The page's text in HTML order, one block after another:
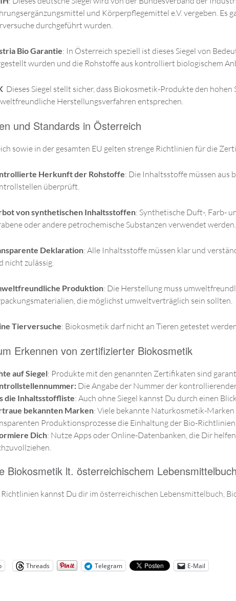
und Körperpflegemittel e.V. vergeben.
durchgeführt wurden.
Bio Garantie: In Österreich speziell ist dieses Siegel von
wurden und die Rohstoffe aus kontrolliert biologischem
Dieses Siegel stellt sicher, dass Biokosmetik-Produkte den
Herstellungsverfahren entsprechen.
und Standards in Österreich
sowie in der gesamten EU gelten strenge Richtlinien für die
Herkunft der Rohstoffe: Die Inhaltsstoffe müssen aus
überprüft.
von synthetischen Inhaltsstoffen: Synthetische Duft-, Farb-
oder andere petrochemische Substanzen verwendet werden.
Deklaration: Alle Inhaltsstoffe müssen klar und
nicht zulässig.
Produktion: Die Herstellung muss
die möglichst umweltverträglich sein sollten.
Tierversuche: Biokosmetik darf nicht an Tieren getestet
Erkennen von zertifizierter Biokosmetik
auf Siegel: Produkte mit den genannten Zertifikaten sind
Die Angabe der Nummer der
die Inhaltsstoffliste: Auch ohne Siegel kannst Du durch einen
bekannten Marken: Viele bekannte Naturkosmetik-
Produktionsprozesse die Einhaltung der Bio-
Dich: Nutze Apps oder Online-Datenbanken, die Dir
Biokosmetik lt. österreichischem Lebensmittelbuch
Richtlinien kannst Du dir im österreichischen Lebensmittelbuch,
Threads Telegram E-Mail